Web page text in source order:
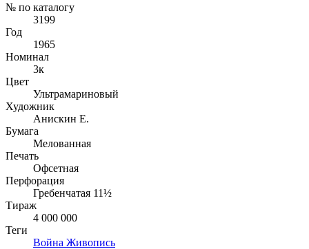
№ по каталогу
3199
Год
1965
Номинал
3к
Цвет
Ультрамариновый
Художник
Анискин Е.
Бумага
Мелованная
Печать
Офсетная
Перфорация
Гребенчатая 11½
Тираж
4 000 000
Теги
Война Живопись